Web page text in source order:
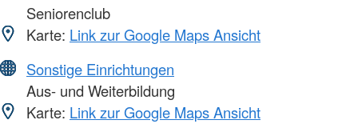
Seniorenclub
Karte: Link zur Google Maps Ansicht
Sonstige Einrichtungen
Aus- und Weiterbildung
Karte: Link zur Google Maps Ansicht